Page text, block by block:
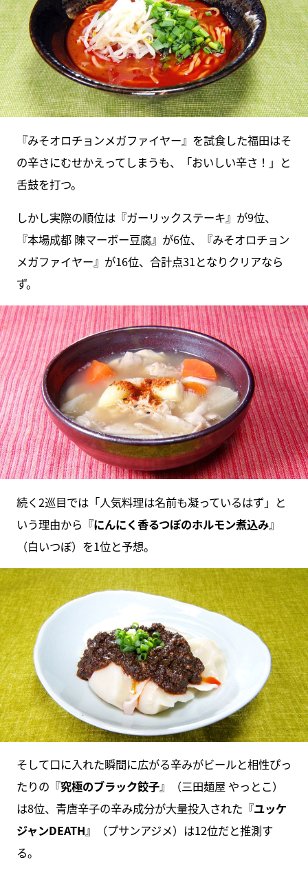
『みそオロチョンメガファイヤー』を試食した福田はそ
の辛さにむせかえってしまうも、「おいしい辛さ！」と
舌鼓を打つ。
しかし実際の順位は『ガーリックステーキ』が9位、
『本場成都 陳マーボー豆腐』が6位、『みそオロチョン
メガファイヤー』が16位、合計点31となりクリアなら
ず。
続く2巡目では「人気料理は名前も凝っているはず」と
いう理由から『にんにく香るつぼのホルモン煮込み』
（白いつぼ）を1位と予想。
そして口に入れた瞬間に広がる辛みがビールと相性ぴっ
たりの『究極のブラック餃子』（三田麺屋 やっとこ）
は8位、青唐辛子の辛み成分が大量投入された『ユッケ
ジャンDEATH』（プサンアジメ）は12位だと推測す
る。